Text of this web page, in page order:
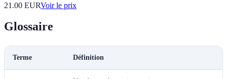
21.00 EURVoir le prix
Glossaire
Terme Définition